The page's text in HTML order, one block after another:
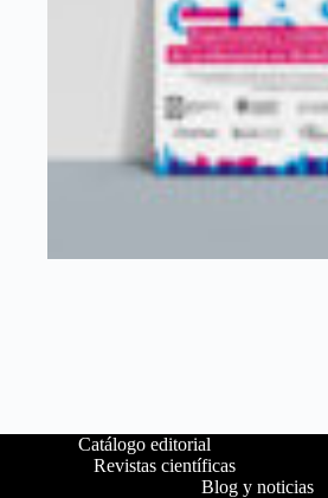
Catálogo editorial
Revistas científicas
Blog y noticias